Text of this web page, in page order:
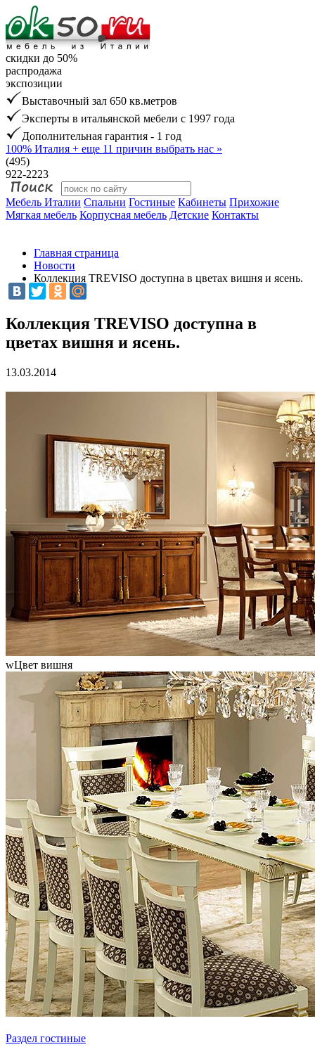
скидки до 50%
распродажа
экспозиции
Выставочный зал 650 кв.метров
Эксперты в итальянской мебели с 1997 года
Дополнительная гарантия - 1 год
100% Италия + еще 11 причин выбрать нас »
(495)
922-2223
Мебель Италии Спальни Гостиные Кабинеты Прихожие
Мягкая мебель Корпусная мебель Детские Контакты
Главная страница
Новости
Коллекция TREVISO доступна в цветах вишня и ясень.
Коллекция TREVISO доступна в
цветах вишня и ясень.
13.03.2014
wЦвет вишня
Раздел гостиные